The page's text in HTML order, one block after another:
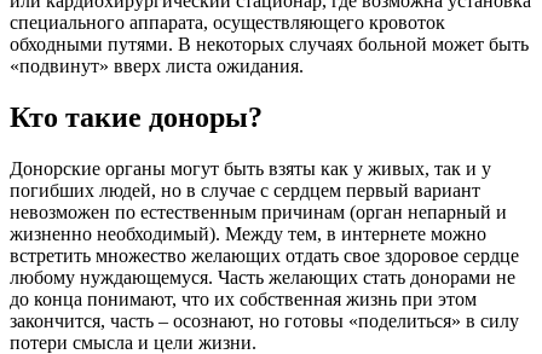
специального аппарата, осуществляющего кровоток
обходными путями. В некоторых случаях больной может быть
«подвинут» вверх листа ожидания.
Кто такие доноры?
Донорские органы могут быть взяты как у живых, так и у
погибших людей, но в случае с сердцем первый вариант
невозможен по естественным причинам (орган непарный и
жизненно необходимый). Между тем, в интернете можно
встретить множество желающих отдать свое здоровое сердце
любому нуждающемуся. Часть желающих стать донорами не
до конца понимают, что их собственная жизнь при этом
закончится, часть – осознают, но готовы «поделиться» в силу
потери смысла и цели жизни.